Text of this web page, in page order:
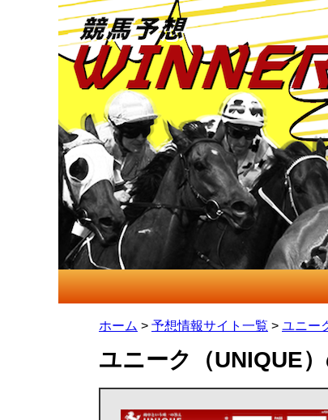
ホーム > 予想情報サイト一覧 > ユニー
ユニーク（UNIQUE